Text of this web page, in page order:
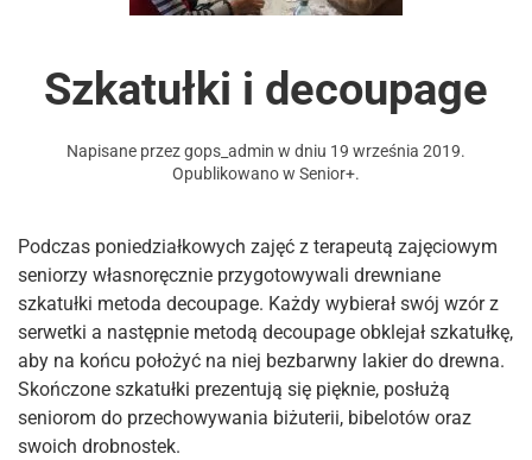
Szkatułki i decoupage
Napisane przezgops_admin w dniu 19 września 2019.
Opublikowano w Senior+.
Podczas poniedziałkowych zajęć z terapeutą zajęciowym
seniorzy własnoręcznie przygotowywali drewniane
szkatułki metoda decoupage. Każdy wybierał swój wzór z
serwetki a następnie metodą decoupage obklejał szkatułkę,
aby na końcu położyć na niej bezbarwny lakier do drewna.
Skończone szkatułki prezentują się pięknie, posłużą
seniorom do przechowywania biżuterii, bibelotów oraz
swoich drobnostek.